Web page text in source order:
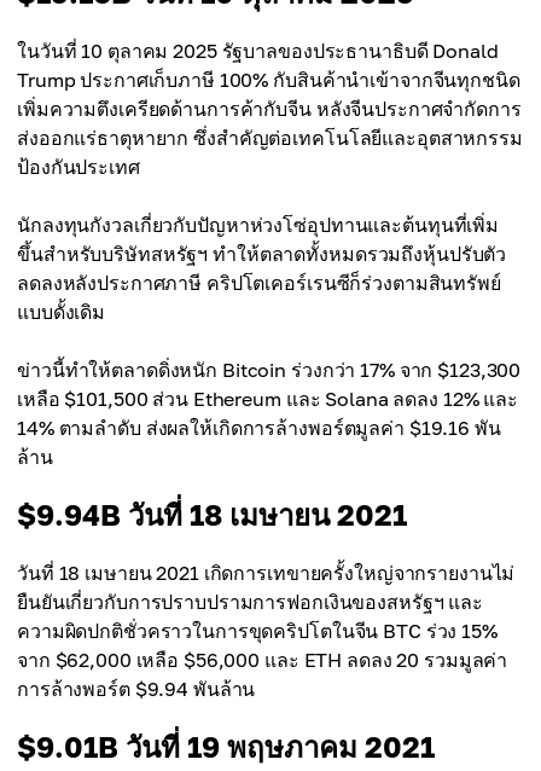
ในวันที่ 10 ตุลาคม 2025 รัฐบาลของประธานาธิบดี Donald
Trump ประกาศเก็บภาษี 100% กับสินค้านำเข้าจากจีนทุกชนิด
เพิ่มความตึงเครียดด้านการค้ากับจีน หลังจีนประกาศจำกัดการ
ส่งออกแร่ธาตุหายาก ซึ่งสำคัญต่อเทคโนโลยีและอุตสาหกรรม
ป้องกันประเทศ
นักลงทุนกังวลเกี่ยวกับปัญหาห่วงโซ่อุปทานและต้นทุนที่เพิ่ม
ขึ้นสำหรับบริษัทสหรัฐฯ ทำให้ตลาดทั้งหมดรวมถึงหุ้นปรับตัว
ลดลงหลังประกาศภาษี คริปโตเคอร์เรนซีก็ร่วงตามสินทรัพย์
แบบดั้งเดิม
ข่าวนี้ทำให้ตลาดดิ่งหนัก Bitcoin ร่วงกว่า 17% จาก $123,300
เหลือ $101,500 ส่วน Ethereum และ Solana ลดลง 12% และ
14% ตามลำดับ ส่งผลให้เกิดการล้างพอร์ตมูลค่า $19.16 พัน
ล้าน
$9.94B วันที่ 18 เมษายน 2021
วันที่ 18 เมษายน 2021 เกิดการเทขายครั้งใหญ่จากรายงานไม่
ยืนยันเกี่ยวกับการปราบปรามการฟอกเงินของสหรัฐฯ และ
ความผิดปกติชั่วคราวในการขุดคริปโตในจีน BTC ร่วง 15%
จาก $62,000 เหลือ $56,000 และ ETH ลดลง 20 รวมมูลค่า
การล้างพอร์ต $9.94 พันล้าน
$9.01B วันที่ 19 พฤษภาคม 2021